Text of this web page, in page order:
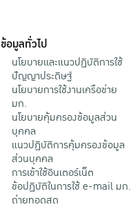
ข้อมูลทั่วไป
นโยบายและแนวปฏิบัติการใช้
ปัญญาประดิษฐ์
นโยบายการใช้งานเครือข่าย
มก.
นโยบายคุ้มครองข้อมูลส่วน
บุคคล
แนวปฏิบัติการคุ้มครองข้อมูล
ส่วนบุคคล
การเข้าใช้อินเตอร์เน็ต
ข้อปฏิบัติในการใช้ e-mail มก.
ถ่ายทอดสด